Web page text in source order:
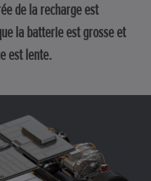
de la recharge est
la batterie est grosse et
est lente.